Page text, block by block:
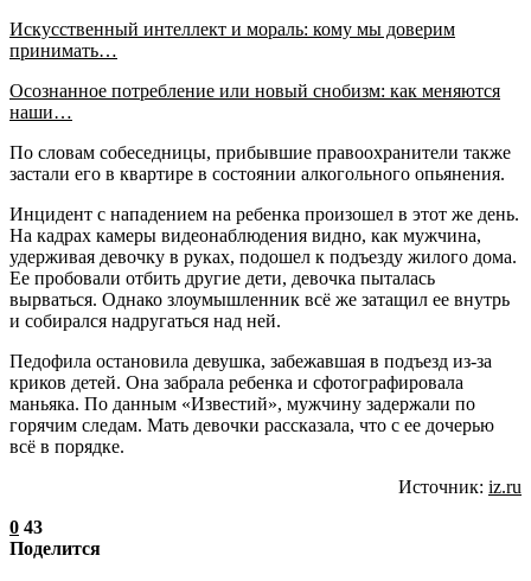
Искусственный интеллект и мораль: кому мы доверим
принимать…
Осознанное потребление или новый снобизм: как меняются
наши…
По словам собеседницы, прибывшие правоохранители также
застали его в квартире в состоянии алкогольного опьянения.
Инцидент с нападением на ребенка произошел в этот же день.
На кадрах камеры видеонаблюдения видно, как мужчина,
удерживая девочку в руках, подошел к подъезду жилого дома.
Ее пробовали отбить другие дети, девочка пыталась
вырваться. Однако злоумышленник всё же затащил ее внутрь
и собирался надругаться над ней.
Педофила остановила девушка, забежавшая в подъезд из-за
криков детей. Она забрала ребенка и сфотографировала
маньяка. По данным «Известий», мужчину задержали по
горячим следам. Мать девочки рассказала, что с ее дочерью
всё в порядке.
Источник: iz.ru
0 43
Поделится